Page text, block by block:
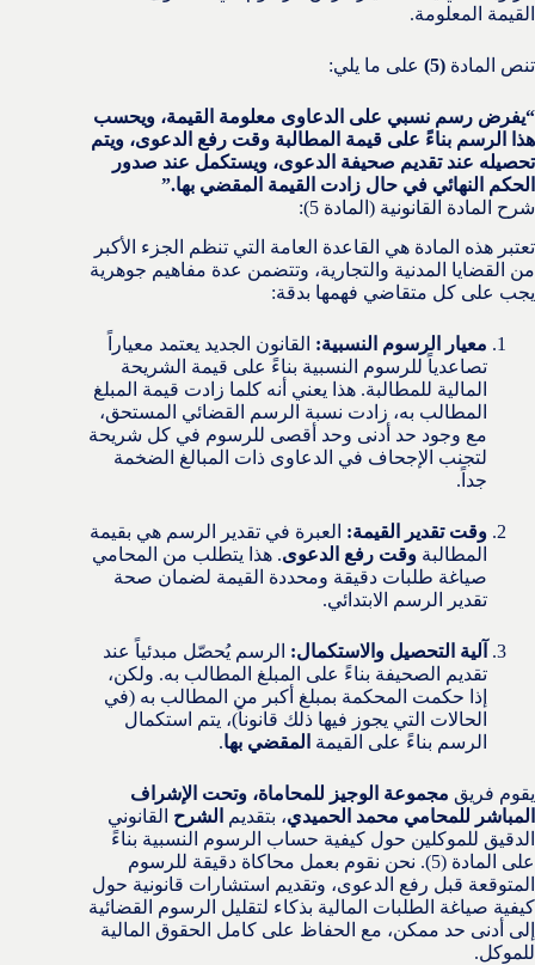
القيمة المعلومة.
تنص المادة (5) على ما يلي:
“يفرض رسم نسبي على الدعاوى معلومة القيمة، ويحسب
هذا الرسم بناءً على قيمة المطالبة وقت رفع الدعوى، ويتم
تحصيله عند تقديم صحيفة الدعوى، ويستكمل عند صدور
الحكم النهائي في حال زادت القيمة المقضي بها.”
شرح المادة القانونية (المادة 5):
تعتبر هذه المادة هي القاعدة العامة التي تنظم الجزء الأكبر
من القضايا المدنية والتجارية، وتتضمن عدة مفاهيم جوهرية
يجب على كل متقاضي فهمها بدقة:
معيار الرسوم النسبية: القانون الجديد يعتمد معياراً
تصاعدياً للرسوم النسبية بناءً على قيمة الشريحة
المالية للمطالبة. هذا يعني أنه كلما زادت قيمة المبلغ
المطالب به، زادت نسبة الرسم القضائي المستحق،
مع وجود حد أدنى وحد أقصى للرسوم في كل شريحة
لتجنب الإجحاف في الدعاوى ذات المبالغ الضخمة
جداً.
وقت تقدير القيمة: العبرة في تقدير الرسم هي بقيمة
المطالبة وقت رفع الدعوى. هذا يتطلب من المحامي
صياغة طلبات دقيقة ومحددة القيمة لضمان صحة
تقدير الرسم الابتدائي.
آلية التحصيل والاستكمال: الرسم يُحصّل مبدئياً عند
تقديم الصحيفة بناءً على المبلغ المطالب به. ولكن،
إذا حكمت المحكمة بمبلغ أكبر من المطالب به (في
الحالات التي يجوز فيها ذلك قانوناً)، يتم استكمال
الرسم بناءً على القيمة المقضي بها.
يقوم فريق مجموعة الوجيز للمحاماة، وتحت الإشراف
المباشر للمحامي محمد الحميدي، بتقديم الشرح القانوني
الدقيق للموكلين حول كيفية حساب الرسوم النسبية بناءً
على المادة (5). نحن نقوم بعمل محاكاة دقيقة للرسوم
المتوقعة قبل رفع الدعوى، وتقديم استشارات قانونية حول
كيفية صياغة الطلبات المالية بذكاء لتقليل الرسوم القضائية
إلى أدنى حد ممكن، مع الحفاظ على كامل الحقوق المالية
للموكل.